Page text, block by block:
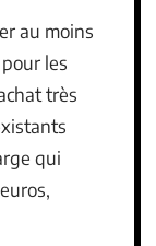
au moins
les
très
qui